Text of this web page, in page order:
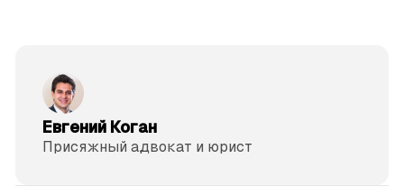
Евгений Коган
Присяжный адвокат и юрист